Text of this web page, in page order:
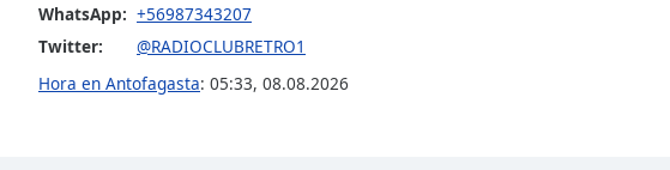
Background
Color
WhatsApp: +56987343207
Twitter:
@RADIOCLUBRETRO1
Hora en Antofagasta: 05:33, 08.08.2026